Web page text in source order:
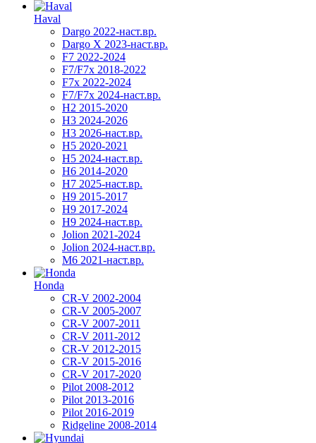
Haval
Dargo 2022-наст.вр.
Dargo X 2023-наст.вр.
F7 2022-2024
F7/F7x 2018-2022
F7x 2022-2024
F7/F7x 2024-наст.вр.
H2 2015-2020
H3 2024-2026
H3 2026-наст.вр.
H5 2020-2021
H5 2024-наст.вр.
H6 2014-2020
H7 2025-наст.вр.
H9 2015-2017
H9 2017-2024
H9 2024-наст.вр.
Jolion 2021-2024
Jolion 2024-наст.вр.
М6 2021-наст.вр.
Honda
CR-V 2002-2004
CR-V 2005-2007
CR-V 2007-2011
CR-V 2011-2012
CR-V 2012-2015
CR-V 2015-2016
CR-V 2017-2020
Pilot 2008-2012
Pilot 2013-2016
Pilot 2016-2019
Ridgeline 2008-2014